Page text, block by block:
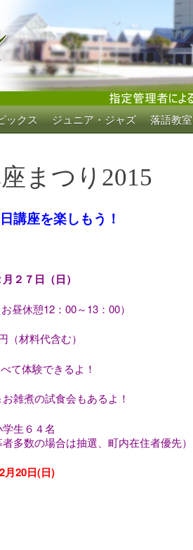
ックス ジュニア・ジャズ 落語教室
まつり2015
講座を楽しもう！
２７日（日）
お昼休憩12：00～13：00）
材料代含む）
て体験できるよ！
雑煮の試食会もあるよ！
生６４名
の場合は抽選、町内在住者優先）
20日(日)